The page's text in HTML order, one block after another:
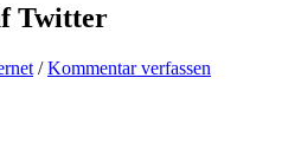
Twitter
/Kommentar verfassen